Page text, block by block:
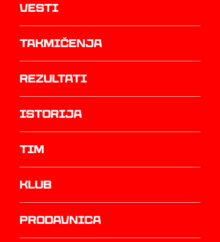
Vesti
Takmičenja
rezultati
istorija
TIM
Klub
prodavnica